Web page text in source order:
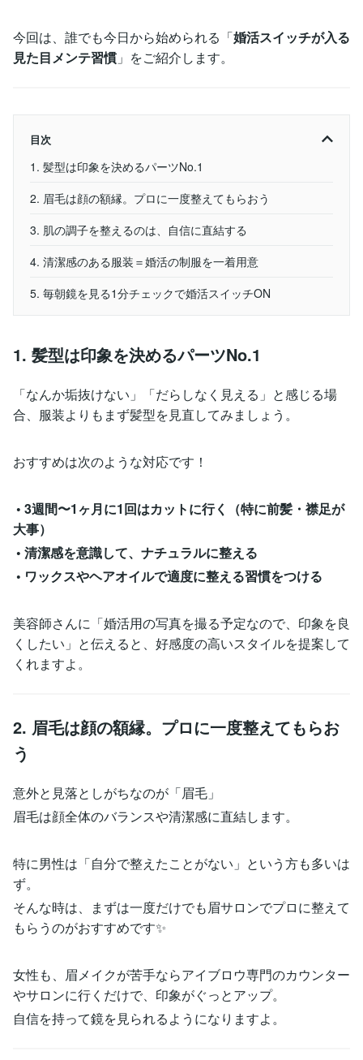
今回は、誰でも今日から始められる「婚活スイッチが入る
見た目メンテ習慣 」をご紹介します。
目次
1. 髪型は印象を決めるパーツNo.1
2. 眉毛は顔の額縁。プロに一度整えてもらおう
3. 肌の調子を整えるのは、自信に直結する
4. 清潔感のある服装＝婚活の制服を一着用意
5. 毎朝鏡を見る1分チェックで婚活スイッチON
1. 髪型は印象を決めるパーツNo.1
「なんか垢抜けない」「だらしなく見える」と感じる場
合、服装よりもまず髪型を見直してみましょう。
おすすめは次のような対応です！
• 3週間〜1ヶ月に1回はカットに行く（特に前髪・襟足が
大事）
• 清潔感を意識して、ナチュラルに整える
• ワックスやヘアオイルで適度に整える習慣をつける
美容師さんに「婚活用の写真を撮る予定なので、印象を良
くしたい」と伝えると、好感度の高いスタイルを提案して
くれますよ。
2. 眉毛は顔の額縁。プロに一度整えてもらお
う
意外と見落としがちなのが「眉毛」
眉毛は顔全体のバランスや清潔感に直結します。
特に男性は「自分で整えたことがない」という方も多いは
ず。
そんな時は、まずは一度だけでも眉サロンでプロに整えて
もらうのがおすすめです✨
女性も、眉メイクが苦手ならアイブロウ専門のカウンター
やサロンに行くだけで、印象がぐっとアップ。
自信を持って鏡を見られるようになりますよ。